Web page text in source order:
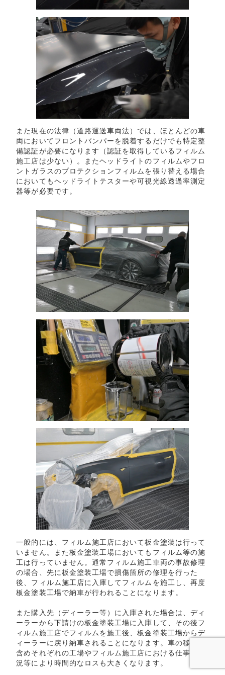
また現在の法律（道路運送車両法）では、ほとんどの車
両においてフロントバンパーを脱着するだけでも特定整
備認証が必要になります（認証を取得しているフィルム
施工店は少ない）。またヘッドライトのフィルムやフロ
ントガラスのプロテクションフィルムを張り替える場合
においてもヘッドライトテスターや可視光線透過率測定
器等が必要です。
一般的には、フィルム施工店において板金塗装は行って
いません。また板金塗装工場においてもフィルム等の施
工は行っていません。通常フィルム施工車両の事故修理
の場合、先に板金塗装工場で損傷箇所の修理を行った
後、フィルム施工店に入庫してフィルムを施工し、再度
板金塗装工場で納車が行われることになります。
また購入先（ディーラー等）に入庫された場合は、ディ
ーラーから下請けの板金塗装工場に入庫して、その後フ
ィルム施工店でフィルムを施工後、板金塗装工場からデ
ィーラーに戻り納車されることになります。車の移動も
含めそれぞれの工場やフィルム施工店における仕事の状
況等により時間的なロスも大きくなります。